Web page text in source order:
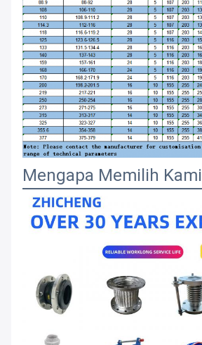
Mengapa Memilih Kami